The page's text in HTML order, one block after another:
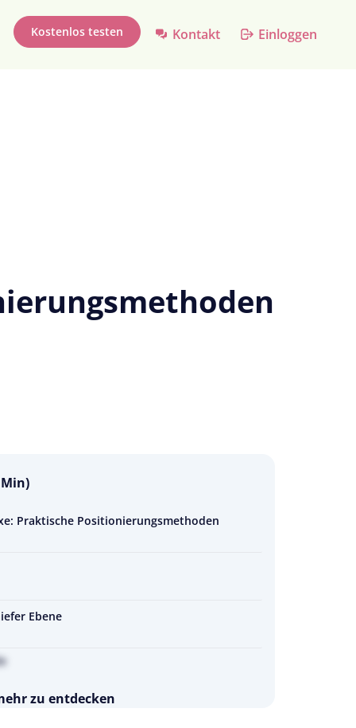
Kostenlos testen Kontakt Einloggen
Praktische Positionierungsmethoden
Ebene
zu entdecken